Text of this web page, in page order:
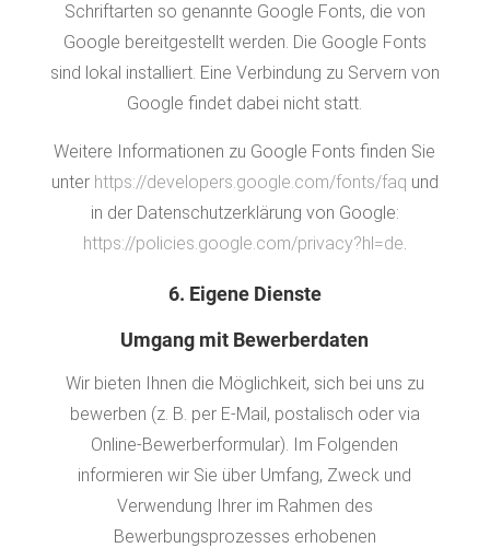
Schriftarten so genannte Google Fonts, die von
Google bereitgestellt werden. Die Google Fonts
sind lokal installiert. Eine Verbindung zu Servern von
Google findet dabei nicht statt.
Weitere Informationen zu Google Fonts finden Sie
unter https://developers.google.com/fonts/faq und
in der Datenschutzerklärung von Google:
https://policies.google.com/privacy?hl=de.
6. Eigene Dienste
Umgang mit Bewerberdaten
Wir bieten Ihnen die Möglichkeit, sich bei uns zu
bewerben (z. B. per E-Mail, postalisch oder via
Online-Bewerberformular). Im Folgenden
informieren wir Sie über Umfang, Zweck und
Verwendung Ihrer im Rahmen des
Bewerbungsprozesses erhobenen